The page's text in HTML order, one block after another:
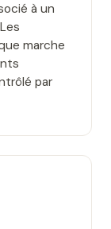
à un
marche
par